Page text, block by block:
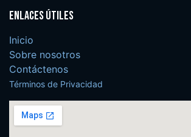
Enlaces útiles
Inicio
Sobre nosotros
Contáctenos
Términos de Privacidad